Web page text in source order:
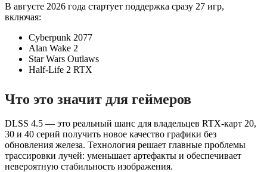
В августе 2026 года стартует поддержка сразу 27 игр,
включая:
Cyberpunk 2077
Alan Wake 2
Star Wars Outlaws
Half-Life 2 RTX
Что это значит для геймеров
DLSS 4.5 — это реальный шанс для владельцев RTX-карт 20,
30 и 40 серий получить новое качество графики без
обновления железа. Технология решает главные проблемы
трассировки лучей: уменьшает артефакты и обеспечивает
невероятную стабильность изображения.